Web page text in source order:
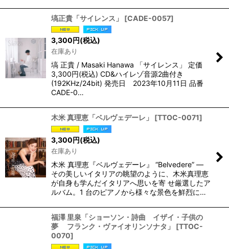
塙正貴「サイレンス」 [CADE-0057]
3,300円(税込)
在庫あり
塙 正貴 / Masaki Hanawa 「サイレンス」 定価
3,300円(税込) CD&ハイレゾ音源2曲付き
(192KHz/24bit) 発売日 2023年10月11日 品番
CADE-0…
木米 真理恵「ベルヴェデーレ」 [TTOC-0071]
3,300円(税込)
在庫あり
木米 真理恵『ベルヴェデーレ』 “Belvedere” ―
その美しいイタリアの眺望のように、木米真理恵
が自身も学んだイタリアへ思いを寄 せ厳選したア
ルバム。1 台のピアノから様々な景色を鮮烈に…
福澤 里泉「ショーソン・詩曲 イザイ・子供の
夢 フランク・ヴァイオリンソナタ」
[TTOC-
0070]